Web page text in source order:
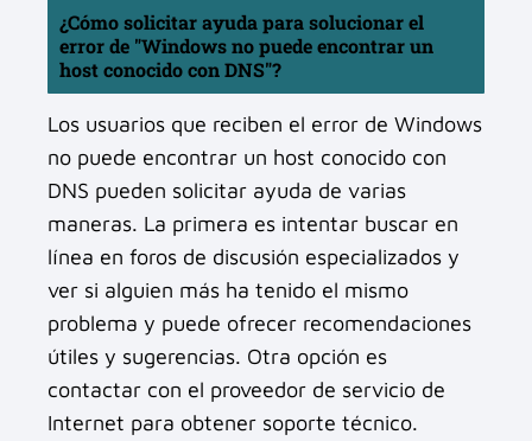
¿Cómo solicitar ayuda para solucionar el
error de "Windows no puede encontrar un
host conocido con DNS"?
Los usuarios que reciben el error de Windows
no puede encontrar un host conocido con
DNS pueden solicitar ayuda de varias
maneras. La primera es intentar buscar en
línea en foros de discusión especializados y
ver si alguien más ha tenido el mismo
problema y puede ofrecer recomendaciones
útiles y sugerencias. Otra opción es
contactar con el proveedor de servicio de
Internet para obtener soporte técnico.